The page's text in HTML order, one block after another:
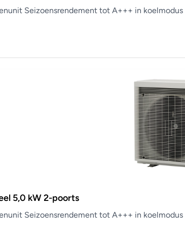
Seizoensrendement tot A+++ in koelmodus
5,0 kW 2-poorts
Seizoensrendement tot A+++ in koelmodus